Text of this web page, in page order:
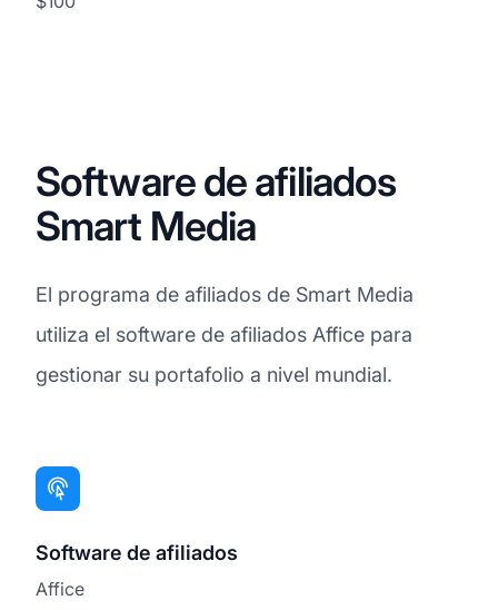
Software de afiliados
Smart Media
El programa de afiliados de Smart Media
utiliza el software de afiliados Affice para
gestionar su portafolio a nivel mundial.
Software de afiliados
Affice